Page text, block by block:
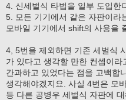
4. 신세벌식 타법을 일부 도입한
5. 모든 기기에서 같은 자판이라
모바일 기기에서 shift의 사용을
4, 5번을 제외하면 기존 세벌식
가 있다고 생각할 만한 컨셉이
간과하고 있었다는 점을 고백합
생각해야겠지요. 사실 4번은 모
등 다른 공병우 세벌식 자판에